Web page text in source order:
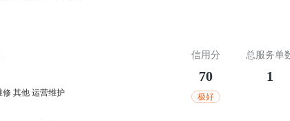
修 其他 运营维护
信用分
70
极好
总服务单
1